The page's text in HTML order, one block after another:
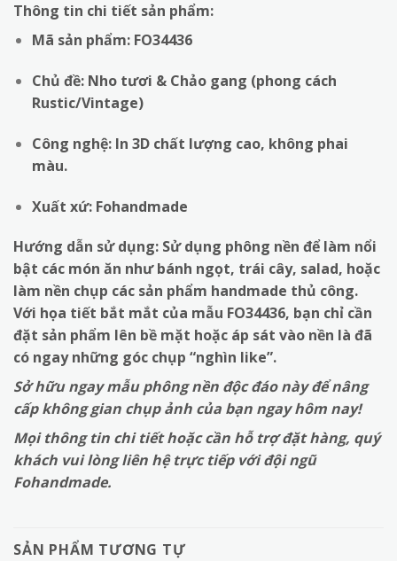
Thông tin chi tiết sản phẩm:
Mã sản phẩm: FO34436
Chủ đề: Nho tươi & Chảo gang (phong cách
Rustic/Vintage)
Công nghệ: In 3D chất lượng cao, không phai
màu.
Xuất xứ: Fohandmade
Hướng dẫn sử dụng: Sử dụng phông nền để làm nổi
bật các món ăn như bánh ngọt, trái cây, salad, hoặc
làm nền chụp các sản phẩm handmade thủ công.
Với họa tiết bắt mắt của mẫu FO34436, bạn chỉ cần
đặt sản phẩm lên bề mặt hoặc áp sát vào nền là đã
có ngay những góc chụp “nghìn like”.
Sở hữu ngay mẫu phông nền độc đáo này để nâng
cấp không gian chụp ảnh của bạn ngay hôm nay!
Mọi thông tin chi tiết hoặc cần hỗ trợ đặt hàng, quý
khách vui lòng liên hệ trực tiếp với đội ngũ
Fohandmade.
SẢN PHẨM TƯƠNG TỰ